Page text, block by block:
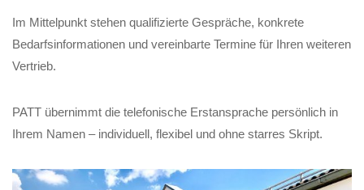
Im Mittelpunkt stehen qualifizierte Gespräche, konkrete
Bedarfsinformationen und vereinbarte Termine für Ihren weiteren
Vertrieb.
PATT übernimmt die telefonische Erstansprache persönlich in
Ihrem Namen – individuell, flexibel und ohne starres Skript.